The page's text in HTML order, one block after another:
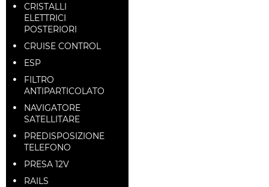
CRISTALLI
ELETTRICI
POSTERIORI
CRUISE CONTROL
ESP
FILTRO
ANTIPARTICOLATO
NAVIGATORE
SATELLITARE
PREDISPOSIZIONE
TELEFONO
PRESA 12V
RAILS